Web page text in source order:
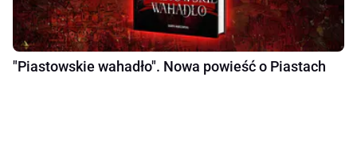
"Piastowskie wahadło". Nowa powieść o Piastach